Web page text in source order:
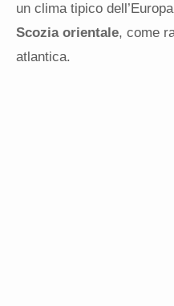
un clima tipico
Scozia orientale, come
atlantica.